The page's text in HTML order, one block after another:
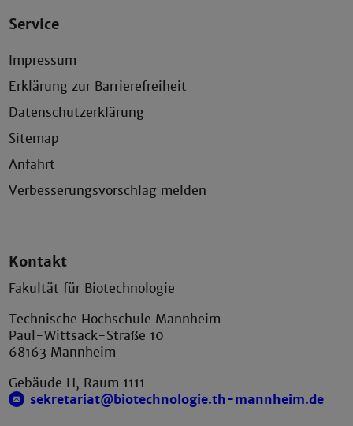
Service
Impressum
Erklärung zur Barrierefreiheit
Datenschutzerklärung
Sitemap
Anfahrt
Verbesserungsvorschlag melden
Kontakt
Fakultät für Biotechnologie
Technische Hochschule Mannheim
Paul-Wittsack-Straße 10
68163 Mannheim
Gebäude H, Raum 1111
sekretariat@biotechnologie.th-mannheim.de